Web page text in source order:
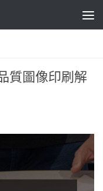
質圖像印刷解